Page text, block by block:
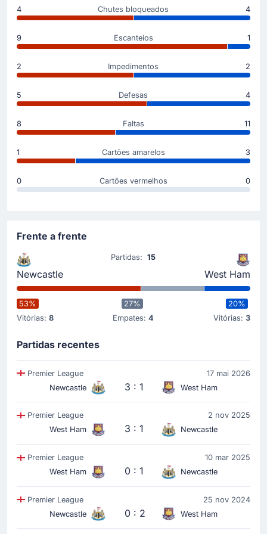
Substituição
Joseph Willock
Eddie Howe (Newcastle United FC) tirou Sandro Tolali
que não parece estar em condições de prosseguir.
26'
Jean-Clair Todibo
Valentin Castellanos
Valentin Castellanos entra em campo para substituir
Jean-Clair Todibo no West Ham United FC.
William Osula
Gol do William Osula para Newcastle United FC, que
assim aumenta a sua vantagem na partida de hoje
para 2 - 0. O gol que alterou o placar para 2 - 0
nasceu de uma assistência de Jacob Ramsey.
15' Gol !
Nick Woltemade(Marcador)
Harvey Barnes
Gol no St. James' Park! Nick Woltemademarcou e a
para o 1 - 0.
Início do jogo
4 Chutes bloqueados 4
9 Escanteios 1
2 Impedimentos 2
5 Defesas 4
8 Faltas 11
1 Cartões amarelos 3
0 Cartões vermelhos 0
Frente a frente
Newcastle
Partidas:15
West Ham
53%
Vitórias: 8
27%
Empates:4
20%
Vitórias: 3
Partidas recentes
Premier League
17 mai 2026
Newcastle
3 : 1 West Ham
Premier League
2 nov 2025
West Ham
3 : 1 Newcastle
Premier League
10 mar 2025
West Ham
0 : 1 Newcastle
Premier League
25 nov 2024
Newcastle
0 : 2 West Ham